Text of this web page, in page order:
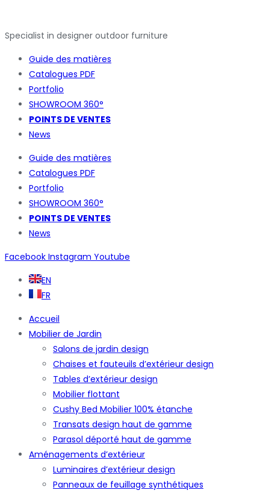
Specialist in designer outdoor furniture
Guide des matières
Catalogues PDF
Portfolio
SHOWROOM 360°
POINTS DE VENTES
News
Guide des matières
Catalogues PDF
Portfolio
SHOWROOM 360°
POINTS DE VENTES
News
Facebook Instagram Youtube
EN
FR
Accueil
Mobilier de Jardin
Salons de jardin design
Chaises et fauteuils d’extérieur design
Tables d’extérieur design
Mobilier flottant
Cushy Bed Mobilier 100% étanche
Transats design haut de gamme
Parasol déporté haut de gamme
Aménagements d’extérieur
Luminaires d’extérieur design
Panneaux de feuillage synthétiques